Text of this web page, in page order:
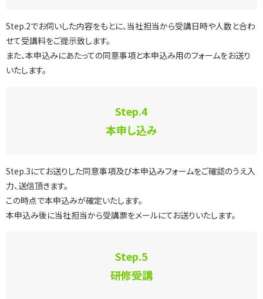
Step.2でお伺いした内容をもとに、当社担当から受講日時や人数と合わ
せて受講料をご提示致します。
また、本申込みにあたっての同意事項と本申込み用のフォームをお送り
いたします。
Step.4
本申し込み
Step.3にてお送りした同意事項及び本申込みフォームをご確認のうえ入
力、送信頂きます。
この時点で本申込みが確定いたします。
本申込み後に当社担当から受講票をメールにてお送りいたします。
Step.5
研修受講